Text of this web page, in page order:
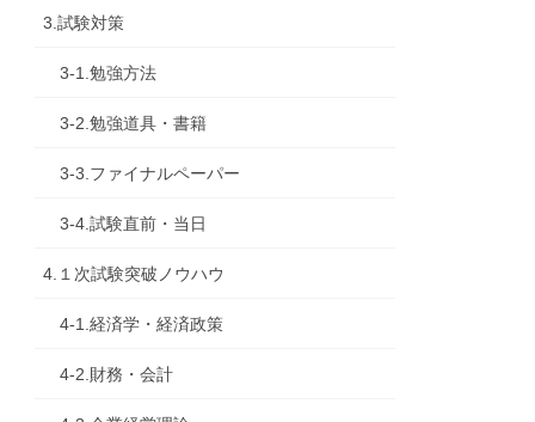
3.試験対策
3-1.勉強方法
3-2.勉強道具・書籍
3-3.ファイナルペーパー
3-4.試験直前・当日
4.１次試験突破ノウハウ
4-1.経済学・経済政策
4-2.財務・会計